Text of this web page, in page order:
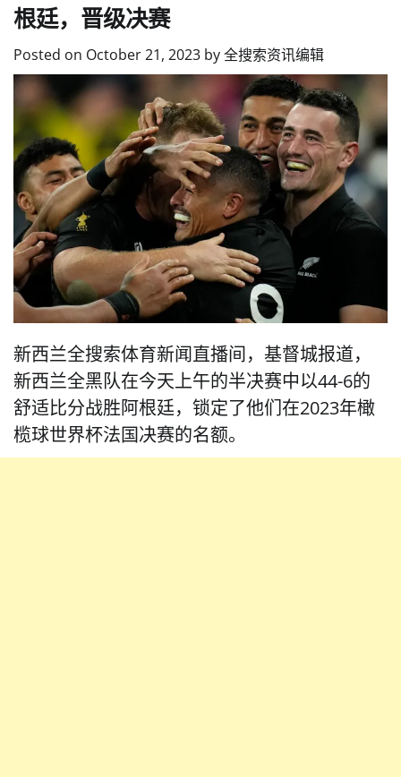
根廷，晋级决赛
Posted on October 21, 2023 by全搜索资讯编辑
新西兰全搜索体育新闻直播间，基督城报道，
新西兰全黑队在今天上午的半决赛中以44-6的
舒适比分战胜阿根廷，锁定了他们在2023年橄
榄球世界杯法国决赛的名额。